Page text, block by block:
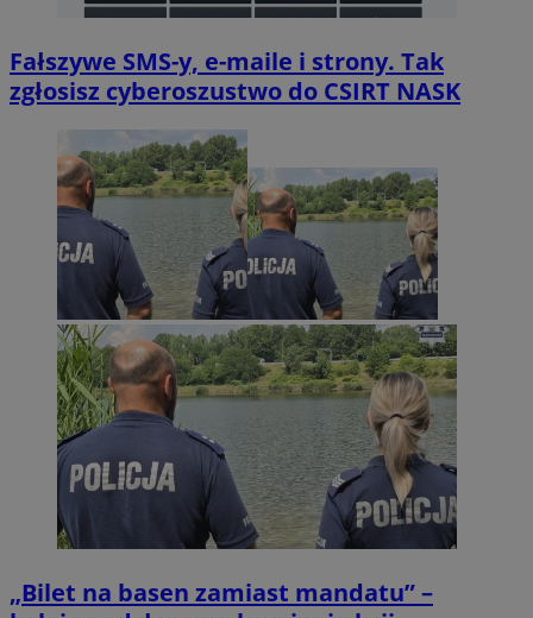
Fałszywe SMS-y, e-maile i strony. Tak
zgłosisz cyberoszustwo do CSIRT NASK
„Bilet na basen zamiast mandatu” –